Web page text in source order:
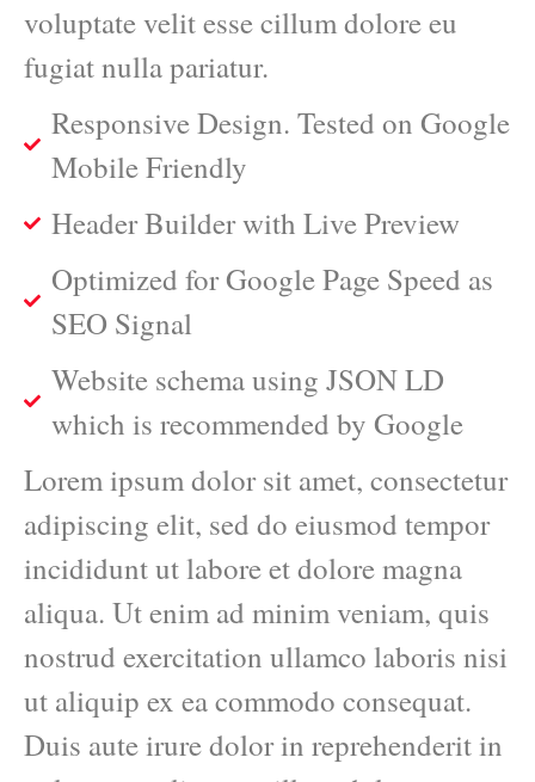
voluptate velit esse cillum dolore eu
fugiat nulla pariatur.
Responsive Design. Tested on Google
Mobile Friendly
Header Builder with Live Preview
Optimized for Google Page Speed as
SEO Signal
Website schema using JSON LD
which is recommended by Google
Lorem ipsum dolor sit amet, consectetur
adipiscing elit, sed do eiusmod tempor
incididunt ut labore et dolore magna
aliqua. Ut enim ad minim veniam, quis
nostrud exercitation ullamco laboris nisi
ut aliquip ex ea commodo consequat.
Duis aute irure dolor in reprehenderit in